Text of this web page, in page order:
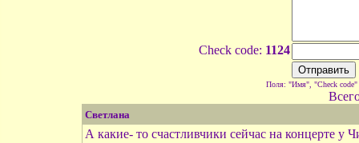
Check code: 1124
Поля: "Имя", "Check code"
Светлана
А какие- то счастливчики сейчас на концерте у